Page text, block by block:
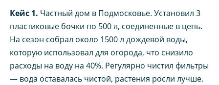
Кейс 1. Частный дом в Подмосковье. Установил 3
пластиковые бочки по 500 л, соединенные в цепь.
На сезон собрал около 1500 л дождевой воды,
которую использовал для огорода, что снизило
расходы на воду на 40%. Регулярно чистил фильтры
— вода оставалась чистой, растения росли лучше.